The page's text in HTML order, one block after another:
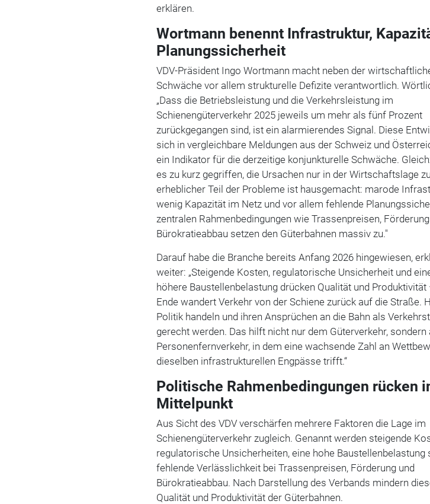
erklären.
Wortmann benennt Infrastruktur,
Planungssicherheit
VDV-Präsident Ingo Wortmann macht neben der
Schwäche vor allem strukturelle Defizite verantwortlich.
„Dass die Betriebsleistung und die Verkehrsleistung im
Schienengüterverkehr 2025 jeweils um mehr als fünf Prozent
zurückgegangen sind, ist ein alarmierendes Signal. Diese
sich in vergleichbare Meldungen aus der Schweiz und
ein Indikator für die derzeitige konjunkturelle Schwäche.
es zu kurz gegriffen, die Ursachen nur in der Wirtschaftslage
erheblicher Teil der Probleme ist hausgemacht: marode
wenig Kapazität im Netz und vor allem fehlende
zentralen Rahmenbedingungen wie Trassenpreisen,
Bürokratieabbau setzen den Güterbahnen massiv zu."
Darauf habe die Branche bereits Anfang 2026 hingewiesen,
weiter: „Steigende Kosten, regulatorische Unsicherheit und
höhere Baustellenbelastung drücken Qualität und Produktivität
Ende wandert Verkehr von der Schiene zurück auf die Straße.
Politik handeln und ihren Ansprüchen an die Bahn als
gerecht werden. Das hilft nicht nur dem Güterverkehr, sondern
Personenfernverkehr, in dem eine wachsende Zahl an
dieselben infrastrukturellen Engpässe trifft.“
Politische Rahmenbedingungen rücken
Mittelpunkt
Aus Sicht des VDV verschärfen mehrere Faktoren die Lage im
Schienengüterverkehr zugleich. Genannt werden steigende
regulatorische Unsicherheiten, eine hohe Baustellenbelastung
fehlende Verlässlichkeit bei Trassenpreisen, Förderung und
Bürokratieabbau. Nach Darstellung des Verbands mindern
Qualität und Produktivität der Güterbahnen.